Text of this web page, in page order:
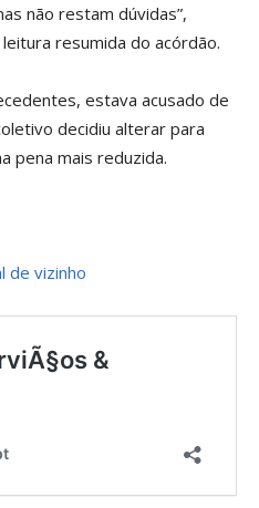
não restam dúvidas”,
resumida do acórdão.
estava acusado de
decidiu alterar para
pena mais reduzida.
de vizinho